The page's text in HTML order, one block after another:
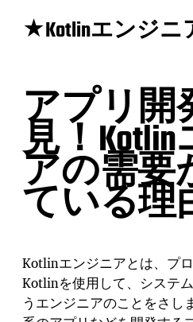
★Kotlinエンジ
アプリ開
見！
アの需要
ている理
Kotlinエンジニアとは、プ
Kotlinを使用して、システ
うエンジニアのことをさ